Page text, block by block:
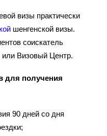
визы практически
шенгенской визы.
соискатель
Визовый Центр.
для получения
90 дней со дня